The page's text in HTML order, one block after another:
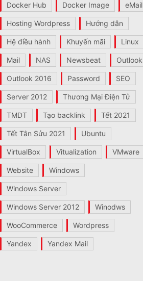
Docker Hub Docker Image eMail
Hosting Wordpress Hướng dẫn
Hệ điều hành Khuyến mãi Linux
Mail NAS Newsbeat Outlook
Outlook 2016 Password SEO
Server 2012 Thương Mại Điện Tử
TMDT Tạo backlink Tết 2021
Tết Tân Sửu 2021 Ubuntu
VirtualBox Vitualization VMware
Website Windows
Windows Server
Windows Server 2012 Winodws
WooCommerce Wordpress
Yandex Yandex Mail